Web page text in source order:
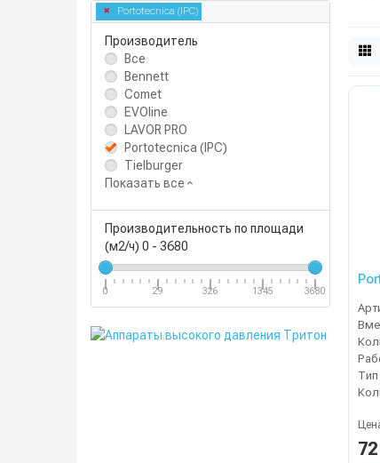
Portotecnica (IPC)
Производитель
Все
Bennett
Comet
EVOline
LAVOR PRO
Portotecnica (IPC)
Tielburger
Показать все
Производительность по площади
(м2/ч) 0 - 3680
0 29 326 1345 3680